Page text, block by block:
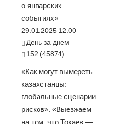
о январских
событиях»
29.01.2025 12:00
День за днем
152 (45874)
«Как могут вымереть
казахстанцы:
глобальные сценарии
рисков». «Выезжаем
на том, что Токаев —